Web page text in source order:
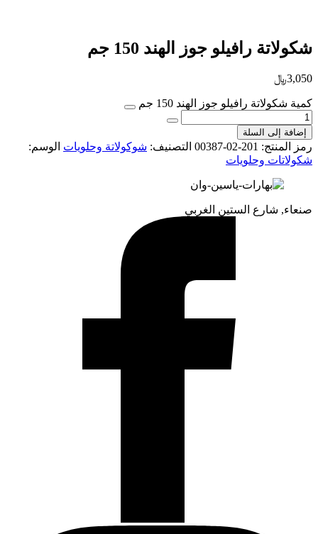
شكولاتة رافيلو جوز الهند 150 جم
3,050﷼
كمية شكولاتة رافيلو جوز الهند 150 جم
إضافة إلى السلة
رمز المنتج: 201-02-00387 التصنيف: شوكولاتة وحلويات الوسم:
شكولاتات وحلويات
صنعاء, شارع الستين الغربي